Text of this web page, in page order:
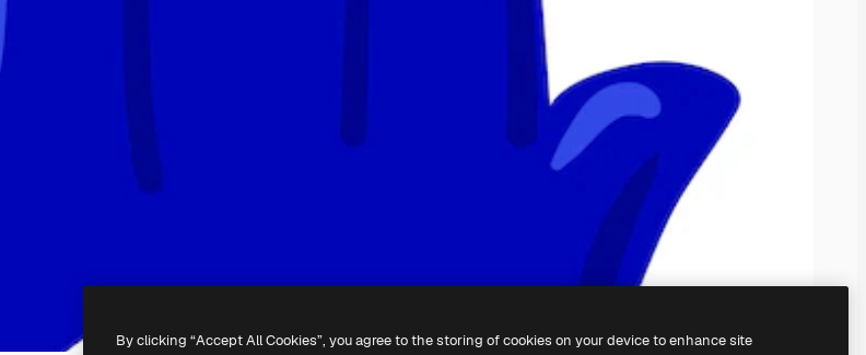
By clicking “Accept All Cookies”, you agree to the storing of cookies on your device to enhance site